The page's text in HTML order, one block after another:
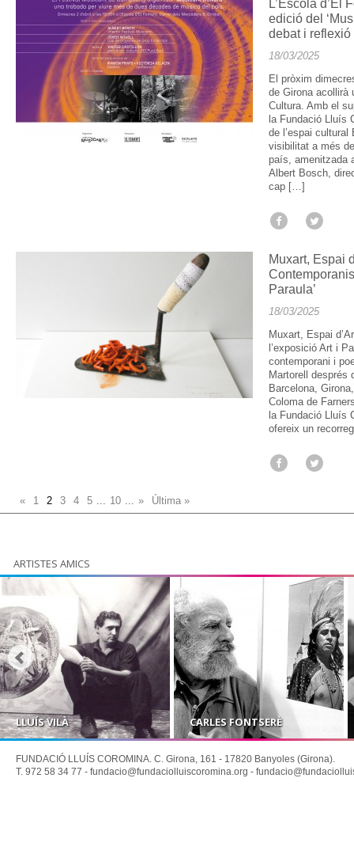
L’Escola d’El
edició del
debat i
18/03/2025
El pròxim
de Girona acollirà
Cultura. Amb el
la Fundació Lluís
de l’espai cultural
visibilitat a més
país, amenitzada
Albert Bosch,
cap […]
Muxart, Espai
Paraula’
18/03/2025
Muxart, Espai
l’exposició Art i
contemporani i
Martorell després
Barcelona,
Coloma de
la Fundació Lluís
ofereix un
« 1 2 3 4 5 10 » Última »
ARTISTES AMICS
LLUÍS VILÀ CARLES FONTSERÈ
FUNDACIÓ LLUÍS COROMINA. C. Girona, 161 - 17820 Banyoles (Girona).
T. 972 58 34 77 - fundacio@fundaciolluiscoromina.org -